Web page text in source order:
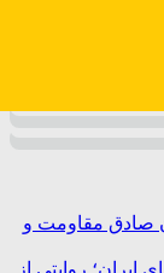
صادق مقاومت و
روایتی از